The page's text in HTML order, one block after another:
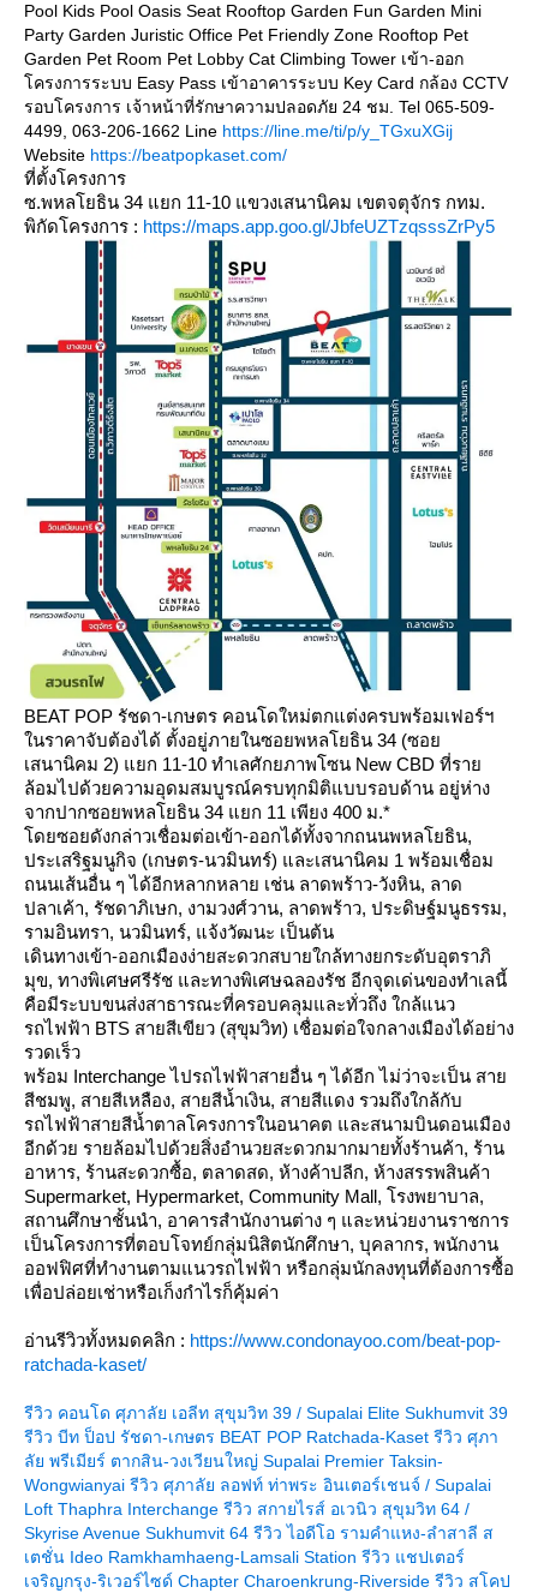
Pool Kids Pool Oasis Seat Rooftop Garden Fun Garden Mini
Party Garden Juristic Office Pet Friendly Zone Rooftop Pet
Garden Pet Room Pet Lobby Cat Climbing Tower เข้า-ออก
ครงการระบบ Easy Pass เข้าอาคารระบบ Key Card กล้อง CCTV
รอบโครงการ เจ้าหน้าที่รักษาความปลอดภัย 24 ชม. Tel 065-509-
4499, 063-206-1662 Line https://line.me/ti/p/y_TGxuXGij
Website https://beatpopkaset.com/
ที่ตั้งโครงการ
ซ.พหลโยธิน 34 แยก 11-10 แขวงเสนานิคม เขตจตุจักร กทม.
พิกัดโครงการ : https://maps.app.goo.gl/JbfeUZTzqsssZrPy5
BEAT POP รัชดา-เกษตร คอนโดใหม่ตกแต่งครบพร้อมเฟอร์ฯ
นราคาจับต้องได้ ตั้งอยู่ภายในซอยพหลโยธิน 34 (ซอ
เสนานิคม 2) แยก 11-10 ทำเลศักยภาพโซน New CBD ที่รา
ล้อมไปด้วยความอุดมสมบูรณ์ครบทุกมิติแบบรอบด้าน อยู่ห่าง
จากปากซอยพหลโยธิน 34 แยก 11 เพียง 400 ม.*
ดยซอยดังกล่าวเชื่อมต่อเข้า-ออกได้ทั้งจากถนนพหลโยธิน,
ประเสริฐมนูกิจ (เกษตร-นวมินทร์) และเสนานิคม 1 พร้อมเชื่อม
ถนนเส้นอื่น ๆ ได้อีกหลากหลาย เช่น ลาดพร้าว-วังหิน, ลาด
ปลาเค้า, รัชดาภิเษก, งามวงศ์วาน, ลาดพร้าว, ประดิษฐ์มนูธรรม,
รามอินทรา, นวมินทร์, แจ้งวัฒนะ เป็นต้น
เดินทางเข้า-ออกเมืองง่ายสะดวกสบายใกล้ทางยกระดับอุตราภิ
มุข, ทางพิเศษศรีรัช และทางพิเศษฉลองรัช อีกจุดเด่นของทำเลนี้
คือมีระบบขนส่งสาธารณะที่ครอบคลุมและทั่วถึง ใกล้แนว
รถไฟฟ้า BTS สายสีเขียว (สุขุมวิท) เชื่อมต่อใจกลางเมืองได้อย่าง
รวดเร็ว
พร้อม Interchange ไปรถไฟฟ้าสายอื่น ๆ ได้อีก ไม่ว่าจะเป็น สา
สีชมพู, สายสีเหลือง, สายสีน้ำเงิน, สายสีแดง รวมถึงใกล้กับ
รถไฟฟ้าสายสีน้ำตาลโครงการในอนาคต และสนามบินดอนเมือง
อีกด้วย รายล้อมไปด้วยสิ่งอำนวยสะดวกมากมายทั้งร้านค้า, ร้าน
อาหาร, ร้านสะดวกซื้อ, ตลาดสด, ห้างค้าปลีก, ห้างสรรพสินค้า
Supermarket, Hypermarket, Community Mall, โรงพยาบาล,
สถานศึกษาชั้นนำ, อาคารสำนักงานต่าง ๆ และหน่วยงานราชการ
เป็นโครงการที่ตอบโจทย์กลุ่มนิสิตนักศึกษา, บุคลากร, พนักงาน
ออฟฟิศที่ทำงานตามแนวรถไฟฟ้า หรือกลุ่มนักลงทุนที่ต้องการซื้อ
เพื่อปล่อยเช่าหรือเก็งกำไรก็คุ้มค่า
อ่านรีวิวทั้งหมดคลิก : https://www.condonayoo.com/beat-pop-
ratchada-kaset/
รีวิว คอนโด ศุภาลัย เอลีท สุขุมวิท 39 / Supalai Elite Sukhumvit 39
รีวิว บีท ป็อป รัชดา-เกษตร BEAT POP Ratchada-Kaset รีวิว ศุภา
ลัย พรีเมียร์ ตากสิน-วงเวียนใหญ่ Supalai Premier Taksin-
Wongwianyai รีวิว ศุภาลัย ลอฟท์ ท่าพระ อินเตอร์เชนจ์ / Supalai
Loft Thaphra Interchange รีวิว สกายไรส์ อเวนิว สุขุมวิท 64 /
Skyrise Avenue Sukhumvit 64 รีวิว ไอดีโอ รามคำแหง-ลำสาลี ส
เตชั่น Ideo Ramkhamhaeng-Lamsali Station รีวิว แชปเตอร์
เจริญกรุง-ริเวอร์ไซด์ Chapter Charoenkrung-Riverside รีวิว สโคป